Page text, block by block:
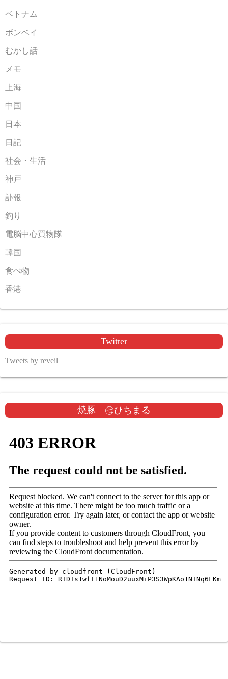
ベトナム
ボンベイ
むかし話
メモ
上海
中国
日本
日記
社会・生活
神戸
訃報
釣り
電脳中心買物隊
韓国
食べ物
香港
Twitter
Tweets by reveil
焼豚 ㊆ひちまる